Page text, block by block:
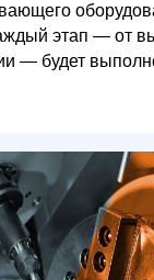
этап — от
— будет